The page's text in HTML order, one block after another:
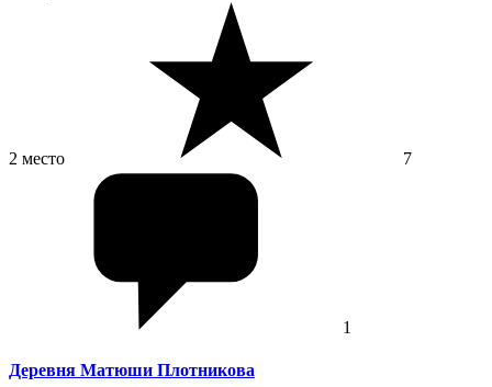
2 место 7
1
Деревня Матюши Плотникова